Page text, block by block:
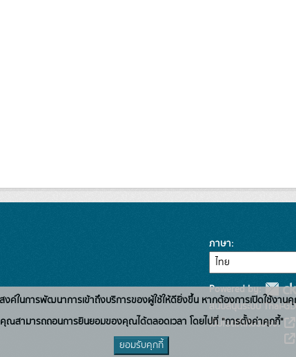
ภาษา
Powered by:
สนับสนุนระบบ Thai-
เว็บไซต์ที่เกี่ยวข้อง:
สงค์ในการพัฒนาการเข้าถึงบริการของผู้ใช้ให้ดียิ่งขึ้น หากต้องการเปิดใช้งา
คุณสามารถถอนการยินยอมของคุณได้ตลอดเวลา โดยไปที่ "การตั้งค่าคุกกี้"
ยอมรับคุกกี้